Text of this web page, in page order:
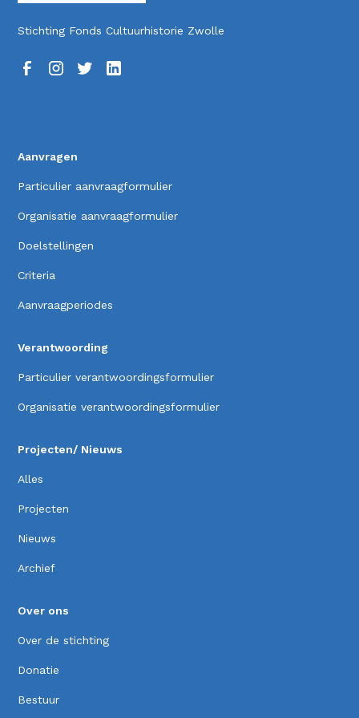
Stichting Fonds Cultuurhistorie Zwolle
Aanvragen
Particulier aanvraagformulier
Organisatie aanvraagformulier
Doelstellingen
Criteria
Aanvraagperiodes
Verantwoording
Particulier verantwoordingsformulier
Organisatie verantwoordingsformulier
Projecten/ Nieuws
Alles
Projecten
Nieuws
Archief
Over ons
Over de stichting
Donatie
Bestuur